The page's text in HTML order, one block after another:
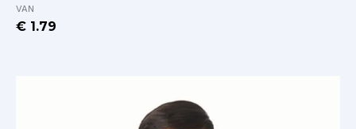
VAN
€ 1.79